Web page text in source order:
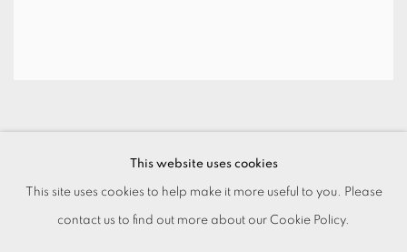
This website uses cookies
This site uses cookies to help make it more useful to you. Please
contact us to find out more about our Cookie Policy.